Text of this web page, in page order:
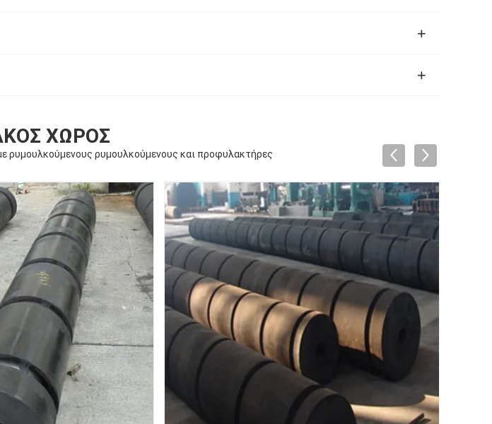
ΧΏΡΟΣ
ρυμουλκούμενους ρυμουλκούμενους και προφυλακτήρες